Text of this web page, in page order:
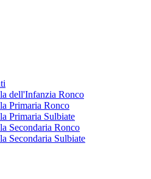
dell'Infanzia Ronco
Primaria Ronco
Primaria Sulbiate
Secondaria Ronco
Secondaria Sulbiate